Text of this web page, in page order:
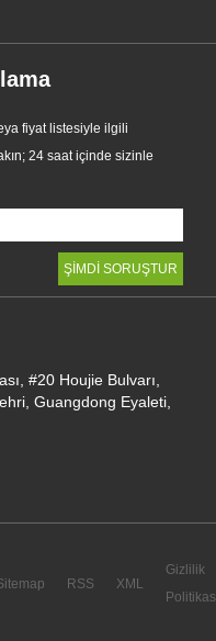
fiyat listesiyle ilgili
24 saat içinde sizinle
#20 Houjie Bulvarı,
Guangdong Eyaleti,
RSS XML
Gizlilik